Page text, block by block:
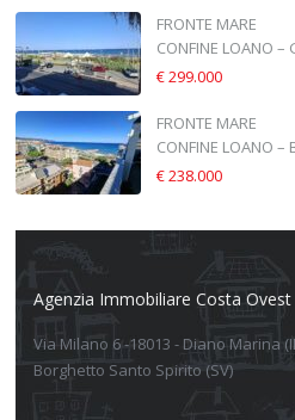
FRONTE MARE
CONFINE LOANO –
€ 299.000
FRONTE MARE
CONFINE LOANO –
€ 238.000
Agenzia Immobiliare Costa Ovest
Via Milano 6 -18013 - Diano Marina
Borghetto Santo Spirito (SV)